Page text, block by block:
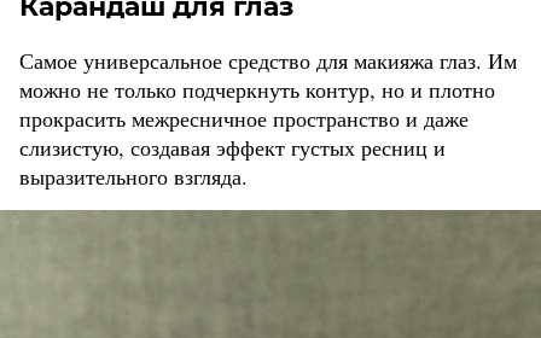
Карандаш для глаз
Самое универсальное средство для макияжа глаз. Им
можно не только подчеркнуть контур, но и плотно
прокрасить межресничное пространство и даже
слизистую, создавая эффект густых ресниц и
выразительного взгляда.